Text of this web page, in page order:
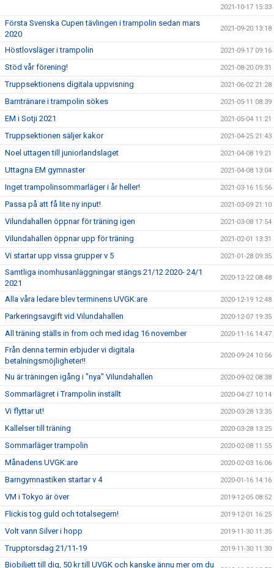
2021-10-17 15:33
Första Svenska Cupen tävlingen i trampolin sedan mars
2020
2021-09-20 13:18
Höstlovsläger i trampolin 2021-09-17 09:16
Stöd vår förening! 2021-08-20 09:31
Truppsektionens digitala uppvisning 2021-06-02 21:28
Barntränare i trampolin sökes 2021-05-11 08:39
EM i Sotji 2021 2021-05-04 11:21
Truppsektionen säljer kakor 2021-04-25 21:43
Noel uttagen till juniorlandslaget 2021-04-08 19:21
Uttagna EM gymnaster 2021-04-08 13:04
Inget trampolinsommarläger i år heller! 2021-03-16 15:56
Passa på att få lite ny input! 2021-03-09 21:10
Vilundahallen öppnar för träning igen 2021-03-08 17:54
Vilundahallen öppnar upp för träning 2021-02-01 13:31
Vi startar upp vissa grupper v 5 2021-01-28 09:35
Samtliga inomhusanläggningar stängs 21/12 2020- 24/1
2021
2020-12-22 08:48
Alla våra ledare blev terminens UVGK:are 2020-12-19 12:48
Parkeringsavgift vid Vilundahallen 2020-12-07 19:35
All träning ställs in from och med idag 16 november 2020-11-16 14:47
Från denna termin erbjuder vi digitala
betalningsmöjligheter!!
2020-09-24 10:56
Nu är träningen igång i "nya" Vilundahallen 2020-09-02 08:38
Sommarlägret i Trampolin inställt 2020-04-27 10:14
Vi flyttar ut! 2020-03-28 13:35
Kallelser till träning 2020-03-28 13:25
Sommarläger trampolin 2020-02-08 11:55
Månadens UVGK:are 2020-02-03 16:06
Barngymnastiken startar v 4 2020-01-16 14:16
VM i Tokyo är över 2019-12-05 08:52
Flickis tog guld och totalsegern! 2019-12-01 16:25
Volt vann Silver i hopp 2019-11-30 11:35
Trupptorsdag 21/11-19 2019-11-30 11:30
Biobiljett till dig, 50 kr till UVGK och kanske ännu mer om du